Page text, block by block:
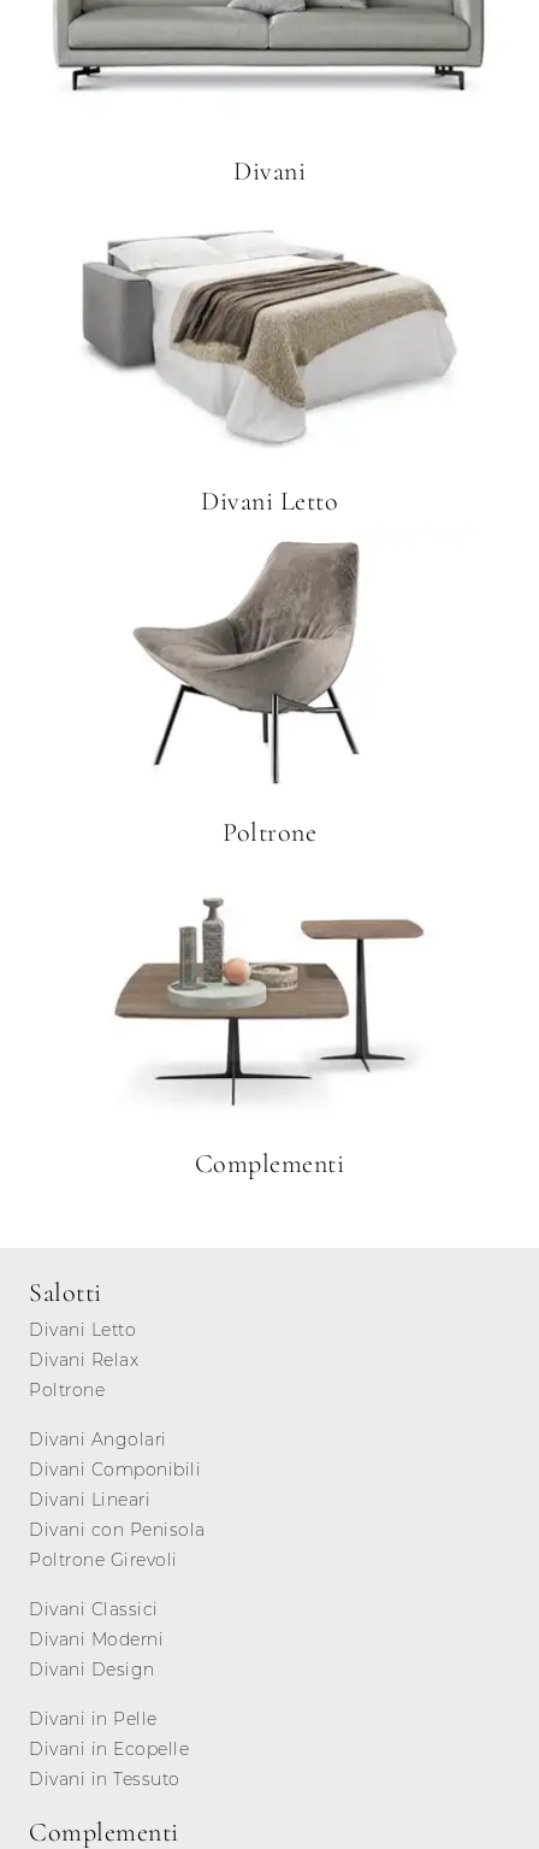
Divani
Divani Letto
Poltrone
Complementi
Salotti
Divani Letto
Divani Relax
Poltrone
Divani Angolari
Divani Componibili
Divani Lineari
Divani con Penisola
Poltrone Girevoli
Divani Classici
Divani Moderni
Divani Design
Divani in Pelle
Divani in Ecopelle
Divani in Tessuto
Complementi